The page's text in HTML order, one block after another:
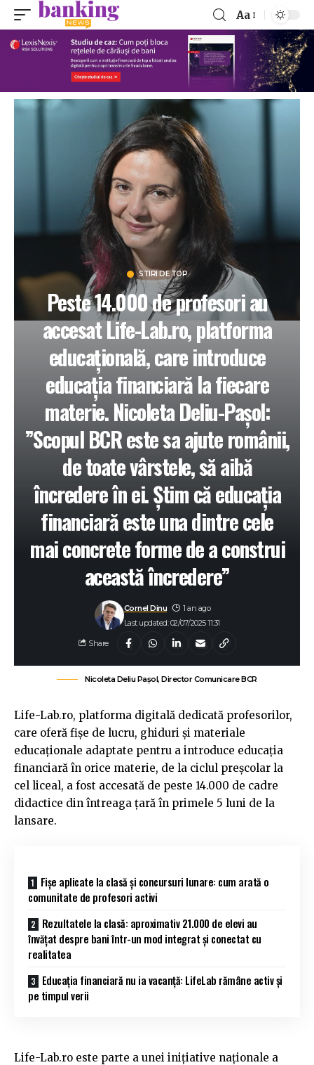
Aa
STIRI DE TOP
Peste 14.000 de profesori au
accesat Life-Lab.ro, platforma
educațională, care introduce
educația financiară la fiecare
materie. Nicoleta Deliu-Pașol:
”Scopul BCR este sa ajute românii,
de toate vârstele, să aibă
încredere în ei. Știm că educația
financiară este una dintre cele
mai concrete forme de a construi
această încredere”
Last updated: 02/07/2025 11:31
Cornel Dinu 1 an ago
Share
Nicoleta Deliu Pașol, Director Comunicare BCR
Life-Lab.ro, platforma digitală dedicată profesorilor,
care oferă fișe de lucru, ghiduri și materiale
educaționale adaptate pentru a introduce educația
financiară în orice materie, de la ciclul preșcolar la
cel liceal, a fost accesată de peste 14.000 de cadre
didactice din întreaga țară în primele 5 luni de la
lansare.
Fișe aplicate la clasă și concursuri lunare: cum arată o
comunitate de profesori activi
Rezultatele la clasă: aproximativ 21.000 de elevi au
învățat despre bani într-un mod integrat și conectat cu
realitatea
Educația financiară nu ia vacanță: LifeLab rămâne activ și
pe timpul verii
Life-Lab.ro este parte a unei inițiative naționale a